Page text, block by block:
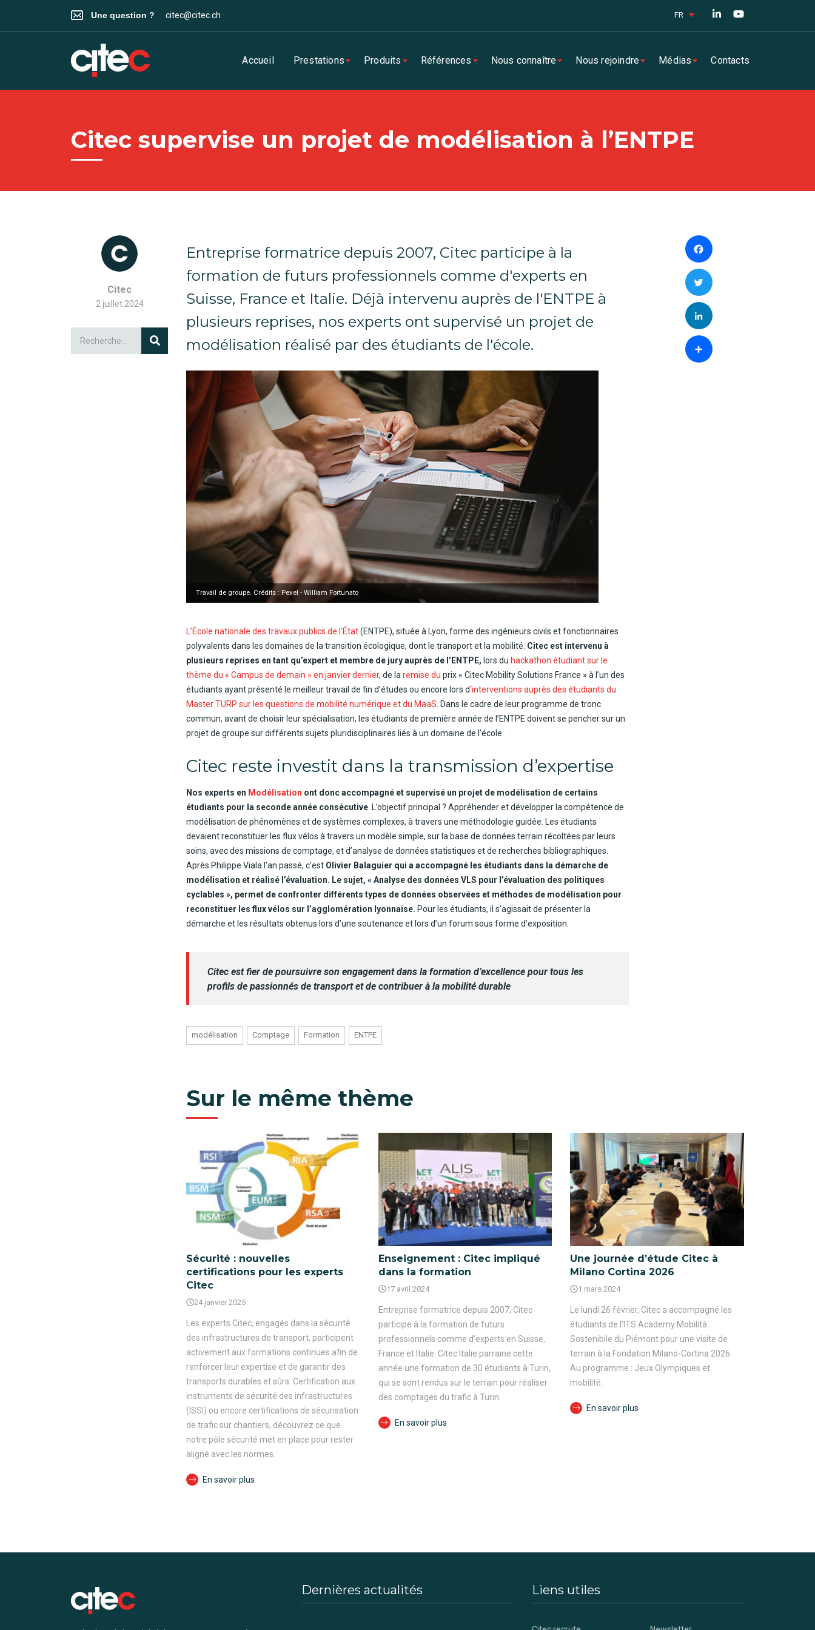
FR
Une question ? citec@citec.ch
Accueil Prestations Produits Références Nous connaître Nous rejoindre Médias Contacts
Citec supervise un projet de modélisation à l’ENTPE
Citec
2 juillet 2024
Entreprise formatrice depuis 2007, Citec participe à la
formation de futurs professionnels comme d'experts en
Suisse, France et Italie. Déjà intervenu auprès de l'ENTPE à
plusieurs reprises, nos experts ont supervisé un projet de
modélisation réalisé par des étudiants de l'école.
Travail de groupe. Crédits : Pexel - William Fortunato
L’École nationale des travaux publics de l’État(ENTPE), située à Lyon, forme des ingénieurs civils et fonctionnaires
polyvalents dans les domaines de la transition écologique, dont le transport et la mobilité. Citec est intervenu à
plusieurs reprises en tant qu’expert et membre de jury auprès de l’ENTPE, lors du hackathon étudiant sur le
thème du « Campus de demain » en janvier dernier, de la remise du prix « Citec Mobility Solutions France » à l’un des
étudiants ayant présenté le meilleur travail de fin d’études ou encore lors d‘interventions auprès des étudiants du
Master TURP sur les questions de mobilité numérique et du MaaS . Dans le cadre de leur programme de tronc
commun, avant de choisir leur spécialisation, les étudiants de première année de l’ENTPE doivent se pencher sur un
projet de groupe sur différents sujets pluridisciplinaires liés à un domaine de l’école.
Citec reste investit dans la transmission d’expertise
Nos experts en Modélisation ont donc accompagné et supervisé un projet de modélisation de certains
étudiants pour la seconde année consécutive . L’objectif principal ? Appréhender et développer la compétence de
modélisation de phénomènes et de systèmes complexes, à travers une méthodologie guidée. Les étudiants
devaient reconstituer les flux vélos à travers un modèle simple, sur la base de données terrain récoltées par leurs
soins, avec des missions de comptage, et d’analyse de données statistiques et de recherches bibliographiques.
Après Philippe Viala l’an passé, c’est Olivier Balaguier qui a accompagné les étudiants dans la démarche de
modélisation et réalisé l’évaluation. Le sujet, « Analyse des données VLS pour l’évaluation des politiques
cyclables », permet de confronter différents types de données observées et méthodes de modélisation pour
reconstituer les flux vélos sur l’agglomération lyonnaise. Pour les étudiants, il s’agissait de présenter la
démarche et les résultats obtenus lors d’une soutenance et lors d’un forum sous forme d’exposition.
Citec est fier de poursuivre son engagement dans la formation d’excellence pour tous les
profils de passionnés de transport et de contribuer à la mobilité durable
modélisation Comptage Formation ENTPE
Facebook
Twitter
LinkedIn
Partager
Sur le même thème
Sécurité : nouvelles
certifications pour les experts
Citec
24 janvier 2025
Les experts Citec, engagés dans la sécurité
des infrastructures de transport, participent
activement aux formations continues afin de
renforcer leur expertise et de garantir des
transports durables et sûrs. Certification aux
instruments de sécurité des infrastructures
(ISSI) ou encore certifications de sécurisation
de trafic sur chantiers, découvrez ce que
notre pôle sécurité met en place pour rester
aligné avec les normes.
En savoir plus
Enseignement : Citec impliqué
dans la formation
17 avril 2024
Entreprise formatrice depuis 2007, Citec
participe à la formation de futurs
professionnels comme d’experts en Suisse,
France et Italie. Citec Italie parraine cette
année une formation de 30 étudiants à Turin,
qui se sont rendus sur le terrain pour réaliser
des comptages du trafic à Turin.
En savoir plus
Une journée d’étude Citec à
Milano Cortina 2026
1 mars 2024
Le lundi 26 février, Citec a accompagné les
étudiants de l’ITS Academy Mobilità
Sostenibile du Piémont pour une visite de
terrain à la Fondation Milano-Cortina 2026.
Au programme : Jeux Olympiques et
mobilité.
En savoir plus
Dernières actualités Liens utiles